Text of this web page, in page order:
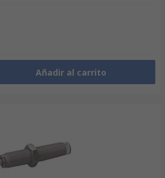
Añadir al carrito